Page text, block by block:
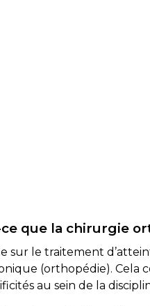
ce que la chirurgie
sur le traitement
(orthopédie). Cela
au sein de la